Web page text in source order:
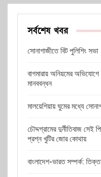
সর্বশেষ খবর
সোনাগাজীতে বিট পুলিশিং সভা
বাগমারায় অনিয়মের
মানববন্ধন
মালয়েশিয়ায় ঘুমের মধ্যে
চৌদ্দগ্রামের দুর্নীতিবাজ সেই
প্রশ্ন খুটির জোর কোথায়
বাংলাদেশ-ভারত সম্পর্ক: